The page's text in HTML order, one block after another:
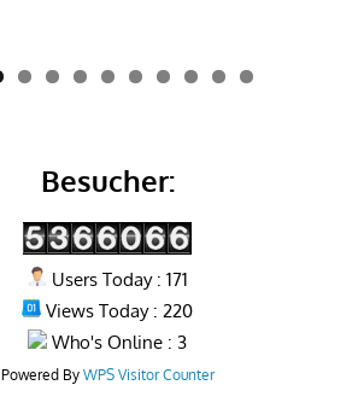
0 1 2
Besucher:
Users Today : 171
Views Today : 220
Who's Online : 3
Powered By WPS Visitor Counter